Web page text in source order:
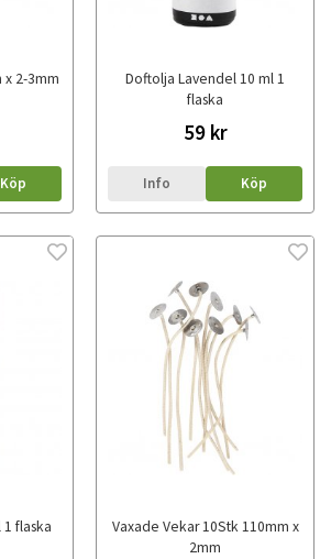
x 2-3mm
Köp
Doftolja Lavendel 10 ml 1
flaska
59 kr
Info Köp
flaska
Vaxade Vekar 10Stk 110mm x
2mm